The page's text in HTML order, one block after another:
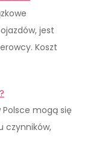
jest
Koszt
Polsce mogą się
czynników,